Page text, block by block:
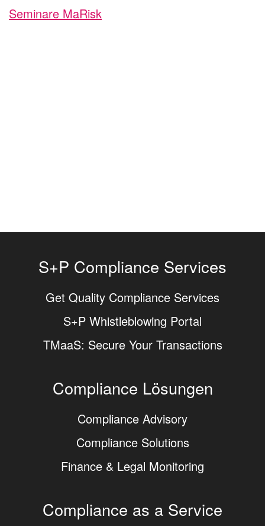
Seminare MaRisk
S+P Compliance Services
Get Quality Compliance Services
S+P Whistleblowing Portal
TMaaS: Secure Your Transactions
Compliance Lösungen
Compliance Advisory
Compliance Solutions
Finance & Legal Monitoring
Compliance as a Service